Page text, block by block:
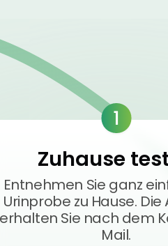
1
Zuhause
Entnehmen Sie ganz
Urinprobe zu Hause. Die
erhalten Sie nach dem
Mail.